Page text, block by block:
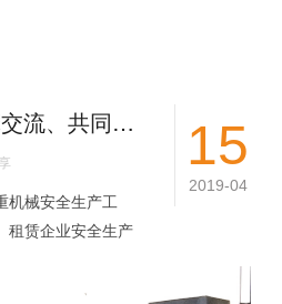
15
2019-04
“示范引领、观摩交流、共同进步”
机械安全生产工
租赁企业安全生产
内各产权单位、